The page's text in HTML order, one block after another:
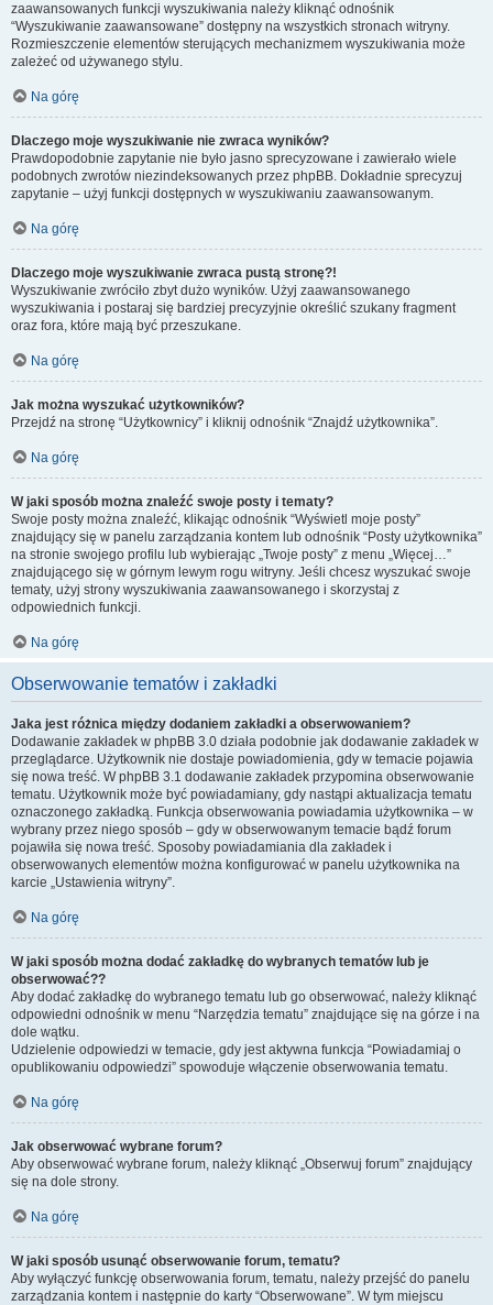
zaawansowanych funkcji wyszukiwania należy kliknąć odnośnik
“Wyszukiwanie zaawansowane” dostępny na wszystkich stronach witryny.
Rozmieszczenie elementów sterujących mechanizmem wyszukiwania może
zależeć od używanego stylu.
Na górę
Dlaczego moje wyszukiwanie nie zwraca wyników?
Prawdopodobnie zapytanie nie było jasno sprecyzowane i zawierało wiele
podobnych zwrotów niezindeksowanych przez phpBB. Dokładnie sprecyzuj
zapytanie – użyj funkcji dostępnych w wyszukiwaniu zaawansowanym.
Na górę
Dlaczego moje wyszukiwanie zwraca pustą stronę?!
Wyszukiwanie zwróciło zbyt dużo wyników. Użyj zaawansowanego
wyszukiwania i postaraj się bardziej precyzyjnie określić szukany fragment
oraz fora, które mają być przeszukane.
Na górę
Jak można wyszukać użytkowników?
Przejdź na stronę “Użytkownicy” i kliknij odnośnik “Znajdź użytkownika”.
Na górę
W jaki sposób można znaleźć swoje posty i tematy?
Swoje posty można znaleźć, klikając odnośnik “Wyświetl moje posty”
znajdujący się w panelu zarządzania kontem lub odnośnik “Posty użytkownika”
na stronie swojego profilu lub wybierając „Twoje posty” z menu „Więcej…”
znajdującego się w górnym lewym rogu witryny. Jeśli chcesz wyszukać swoje
tematy, użyj strony wyszukiwania zaawansowanego i skorzystaj z
odpowiednich funkcji.
Na górę
Obserwowanie tematów i zakładki
Jaka jest różnica między dodaniem zakładki a obserwowaniem?
Dodawanie zakładek w phpBB 3.0 działa podobnie jak dodawanie zakładek w
przeglądarce. Użytkownik nie dostaje powiadomienia, gdy w temacie pojawia
się nowa treść. W phpBB 3.1 dodawanie zakładek przypomina obserwowanie
tematu. Użytkownik może być powiadamiany, gdy nastąpi aktualizacja tematu
oznaczonego zakładką. Funkcja obserwowania powiadamia użytkownika – w
wybrany przez niego sposób – gdy w obserwowanym temacie bądź forum
pojawiła się nowa treść. Sposoby powiadamiania dla zakładek i
obserwowanych elementów można konfigurować w panelu użytkownika na
karcie „Ustawienia witryny”.
Na górę
W jaki sposób można dodać zakładkę do wybranych tematów lub je
obserwować??
Aby dodać zakładkę do wybranego tematu lub go obserwować, należy kliknąć
odpowiedni odnośnik w menu “Narzędzia tematu” znajdujące się na górze i na
dole wątku.
Udzielenie odpowiedzi w temacie, gdy jest aktywna funkcja “Powiadamiaj o
opublikowaniu odpowiedzi” spowoduje włączenie obserwowania tematu.
Na górę
Jak obserwować wybrane forum?
Aby obserwować wybrane forum, należy kliknąć „Obserwuj forum” znajdujący
się na dole strony.
Na górę
W jaki sposób usunąć obserwowanie forum, tematu?
Aby wyłączyć funkcję obserwowania forum, tematu, należy przejść do panelu
zarządzania kontem i następnie do karty “Obserwowane”. W tym miejscu